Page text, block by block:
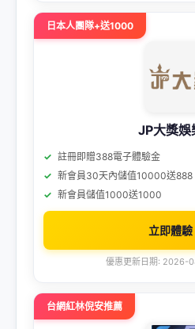
日本人團隊+送1000
JP大獎娛
註冊即贈388電子體驗金
新會員30天內儲值10000送
新會員儲值1000送1000
立即體
優惠更新日期: 2026-
台網紅林倪安推薦